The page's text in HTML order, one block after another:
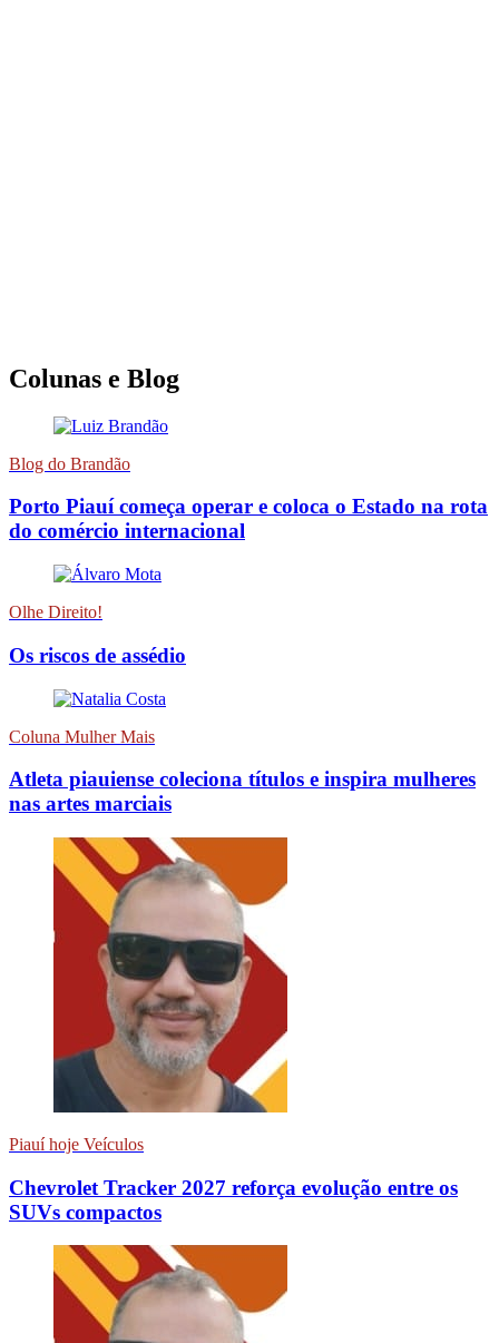
Colunas e Blog
Blog do Brandão
Porto Piauí começa operar e coloca o Estado na rota
do comércio internacional
Olhe Direito!
Os riscos de assédio
Coluna Mulher Mais
Atleta piauiense coleciona títulos e inspira mulheres
nas artes marciais
Piauí hoje Veículos
Chevrolet Tracker 2027 reforça evolução entre os
SUVs compactos